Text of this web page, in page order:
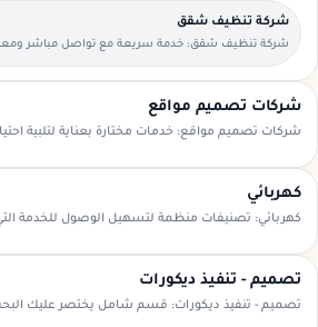
شركة تنظيف شقق
شركة تنظيف شقق: خدمة سريعة مع تواصل مباشر
الحاجة.
شركات تصميم مواقع
شركات تصميم مواقع: خدمات مختارة بعناية لتلبية
كهربائي
كهربائي: تصنيفات منظمة لتسهيل الوصول للخدمة
تصميم - تنفيذ ديكورات
تصميم - تنفيذ ديكورات: قسم شامل يختصر عليك